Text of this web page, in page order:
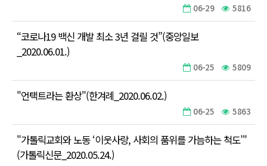
06-29 5816
“코로나19 백신 개발 최소 3년 걸릴 것”(중앙일보
_2020.06.01.)
06-25 5809
"언택트라는 환상"(한겨례_2020.06.02.)
06-25 5863
"가톨릭교회와 노동 ‘이웃사랑, 사회의 품위를 가늠하는 척도’"
(가톨릭신문_2020.05.24.)